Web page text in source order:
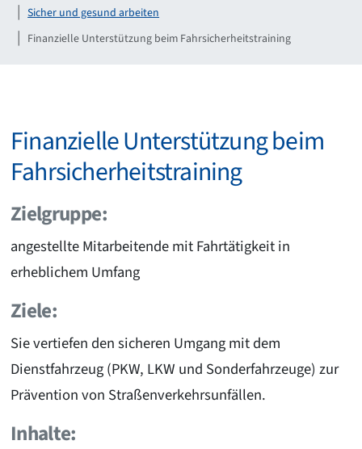
Sicher und gesund arbeiten
Finanzielle Unterstützung beim Fahrsicherheitstraining
Finanzielle Unterstützung beim
Fahrsicherheitstraining
Zielgruppe:
angestellte Mitarbeitende mit Fahrtätigkeit in
erheblichem Umfang
Ziele:
Sie vertiefen den sicheren Umgang mit dem
Dienstfahrzeug (PKW, LKW und Sonderfahrzeuge) zur
Prävention von Straßenverkehrsunfällen.
Inhalte: